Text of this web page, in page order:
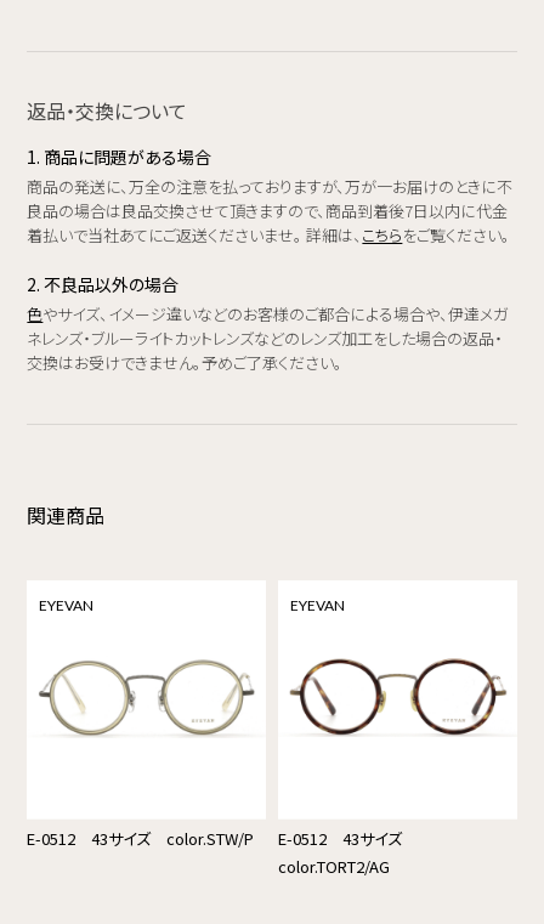
返品・交換について
1. 商品に問題がある場合
商品の発送に、万全の注意を払っておりますが、万が一お届けのときに不
良品の場合は良品交換させて頂きますので、商品到着後7日以内に代金
着払いで当社あてにご返送くださいませ。 詳細は、 こちらをご覧ください。
2. 不良品以外の場合
色やサイズ、イメージ違いなどのお客様のご都合による場合や、伊達メガ
ネレンズ・ブルーライトカットレンズなどのレンズ加工をした場合の返品・
交換はお受けできません。予めご了承ください。
関連商品
EYEVAN
E-0512 43サイズ color.STW/P
EYEVAN
E-0512 43サイズ
color.TORT2/AG